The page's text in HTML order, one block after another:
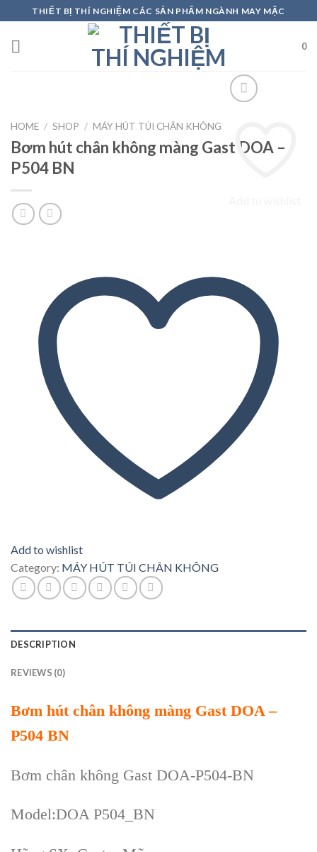
to
content
THIẾT BỊ THÍ NGHIỆM CÁC SẢN PHẨM NGÀNH MAY MẶC
0
HOME / SHOP / MÁY HÚT TÚI CHÂN KHÔNG
Bơm hút chân không màng Gast DOA –
P504 BN
Add to wishlist
Category: MÁY HÚT TÚI CHÂN KHÔNG
DESCRIPTION
REVIEWS (0)
Bơm hút chân không màng Gast DOA –
P504 BN
Bơm chân không Gast DOA-P504-BN
Model:DOA P504_BN